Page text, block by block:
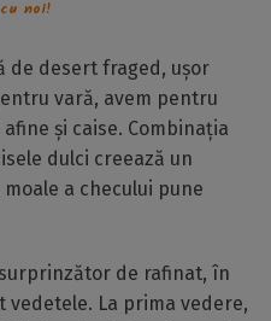
noi!
de desert fraged, ușor
vară, avem pentru
și caise. Combinația
dulci creează un
a checului pune
de rafinat, în
La prima vedere,